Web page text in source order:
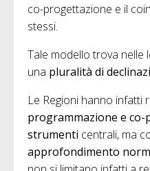
co-progettazione e il
stessi.
Tale modello trova nelle
una pluralità di
Le Regioni hanno infatti
programmazione e
strumenti centrali, ma
approfondimento